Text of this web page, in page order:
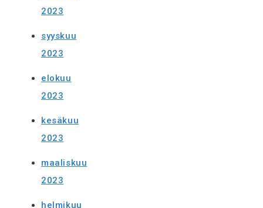
2023
syyskuu
2023
elokuu
2023
kesäkuu
2023
maaliskuu
2023
helmikuu